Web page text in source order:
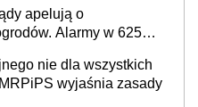
apelują o
Alarmy w 625
nie dla wszystkich
wyjaśnia zasady